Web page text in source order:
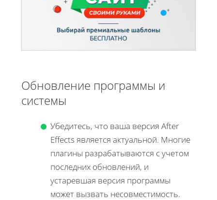
Обновление программы и
системы
Убедитесь, что ваша версия After
Effects является актуальной. Многие
плагины разрабатываются с учетом
последних обновлений, и
устаревшая версия программы
может вызвать несовместимость.